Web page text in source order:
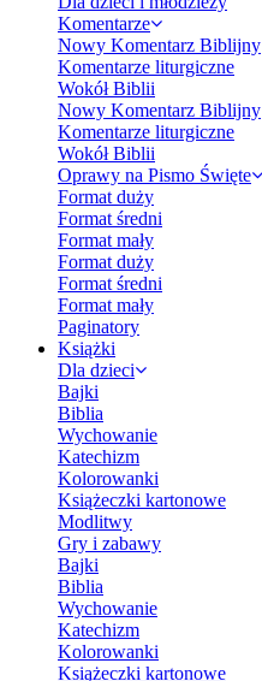
Komentarze
Nowy Komentarz Biblijny
Komentarze liturgiczne
Wokół Biblii
Nowy Komentarz Biblijny
Komentarze liturgiczne
Wokół Biblii
Oprawy na Pismo Święte
Format duży
Format średni
Format mały
Format duży
Format średni
Format mały
Paginatory
Książki
Dla dzieci
Bajki
Biblia
Wychowanie
Katechizm
Kolorowanki
Książeczki kartonowe
Modlitwy
Gry i zabawy
Bajki
Biblia
Wychowanie
Katechizm
Kolorowanki
Książeczki kartonowe